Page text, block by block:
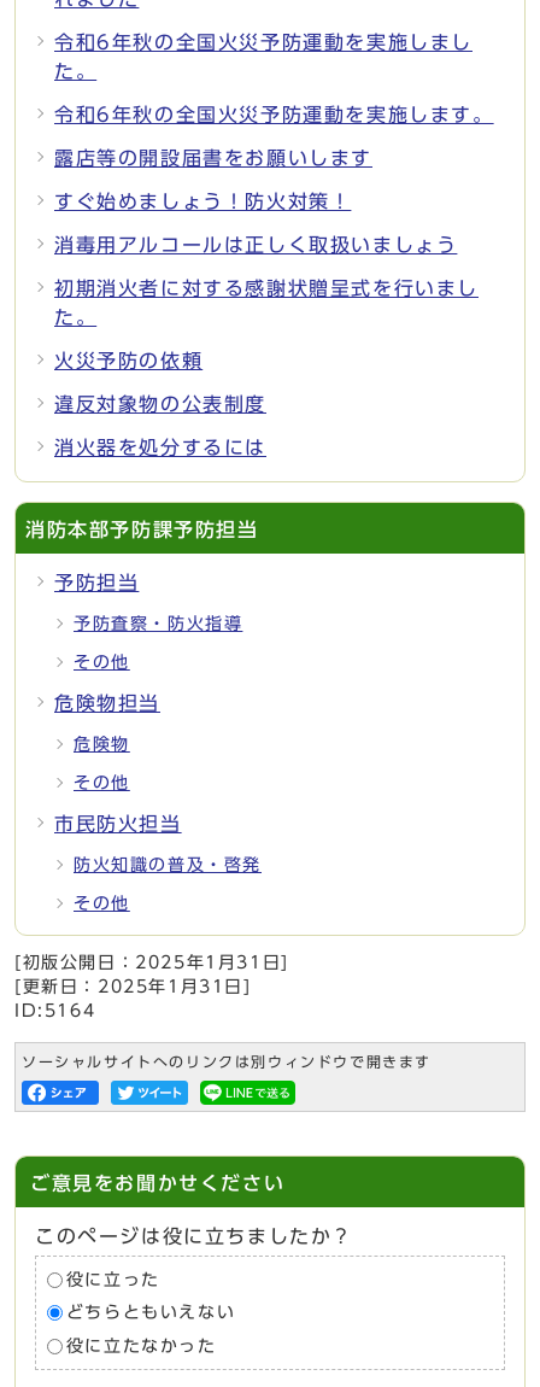
令和6年秋の全国火災予防運動を実施しまし
た。
令和6年秋の全国火災予防運動を実施します。
露店等の開設届書をお願いします
すぐ始めましょう！防火対策！
消毒用アルコールは正しく取扱いましょう
初期消火者に対する感謝状贈呈式を行いまし
た。
火災予防の依頼
違反対象物の公表制度
消火器を処分するには
消防本部予防課予防担当
予防担当
予防査察・防火指導
その他
危険物担当
危険物
その他
市民防火担当
防火知識の普及・啓発
その他
[初版公開日： 2025年1月31日
[更新日： 2025年1月31日
ID:5164
ソーシャルサイトへのリンクは別ウィンドウで開きます
ご意見をお聞かせください
このページは役に立ちましたか？
役に立った
どちらともいえない
役に立たなかった